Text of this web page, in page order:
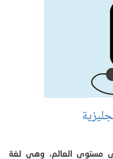
مستوى العالم، وهي لغة